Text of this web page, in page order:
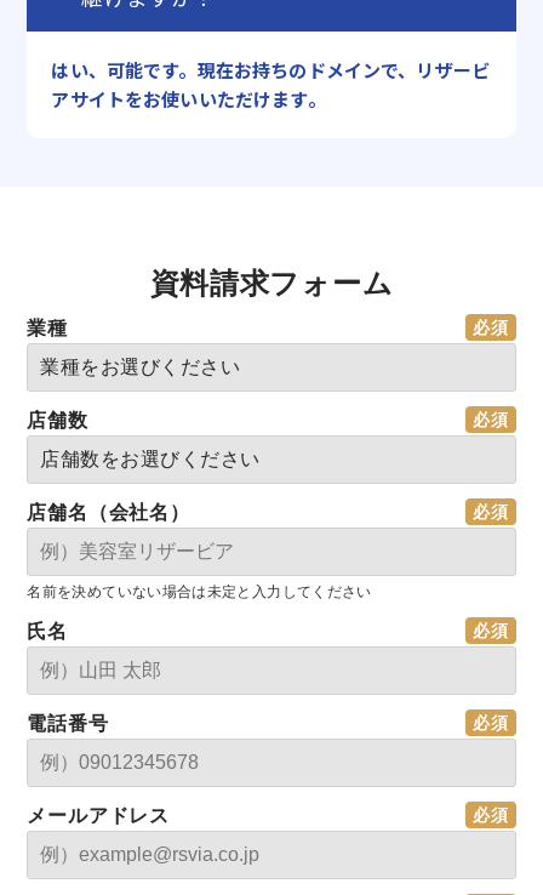
はい、可能です。現在お持ちのドメインで、リザービ
アサイトをお使いいただけます。
資料請求フォーム
業種
店舗数
店舗名（会社名）
名前を決めていない場合は未定と入力してください
氏名
電話番号
メールアドレス